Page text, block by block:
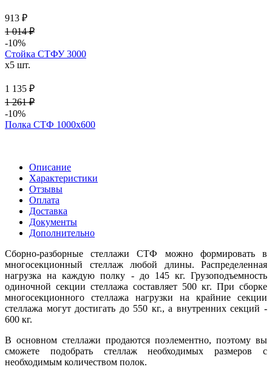
913 ₽
1 014 ₽
-10%
Стойка СТФУ 3000
x5 шт.
1 135 ₽
1 261 ₽
-10%
Полка СТФ 1000х600
Описание
Характеристики
Отзывы
Оплата
Доставка
Документы
Дополнительно
Сборно-разборные стеллажи СТФ можно формировать в
многосекционный стеллаж любой длины. Распределенная
нагрузка на каждую полку - до 145 кг. Грузоподъемность
одиночной секции стеллажа составляет 500 кг. При сборке
многосекционного стеллажа нагрузки на крайние секции
стеллажа могут достигать до 550 кг., а внутренних секций -
600 кг.
В основном стеллажи продаются поэлементно, поэтому вы
сможете подобрать стеллаж необходимых размеров с
необходимым количеством полок.